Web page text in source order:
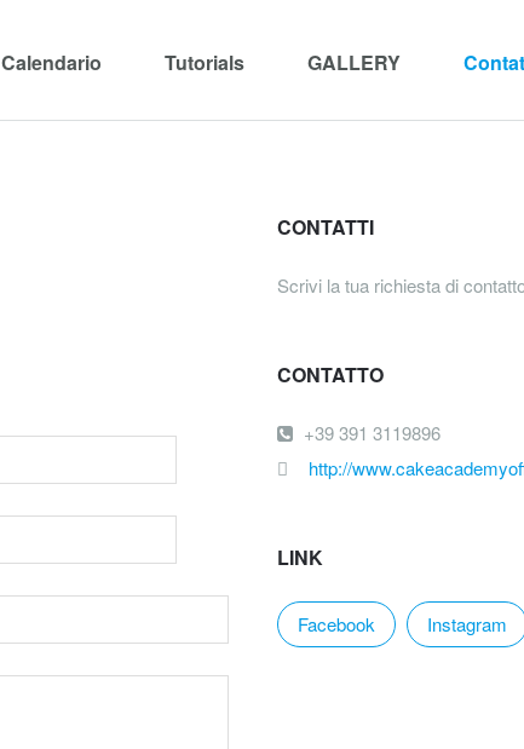
Calendario Tutorials GALLERY
CONTATTI
Scrivi la tua richiesta di
CONTATTO
+39 ‭391 3119896
http://
LINK
Facebook Instagram